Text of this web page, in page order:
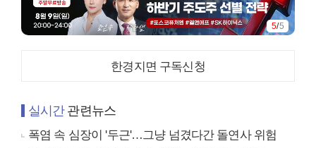
5/5
한경지면 구독신청
실시간관련뉴스
폭염 속 심장이 '두근'…그냥 넘겼다간 돌연사 위험